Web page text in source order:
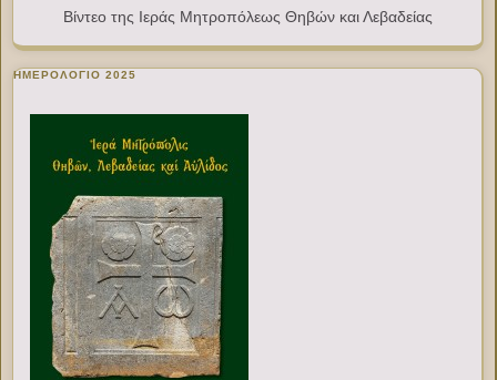
Βίντεο της Ιεράς Μητροπόλεως Θηβών και Λεβαδείας
ΗΜΕΡΟΛΟΓΙΟ 2025